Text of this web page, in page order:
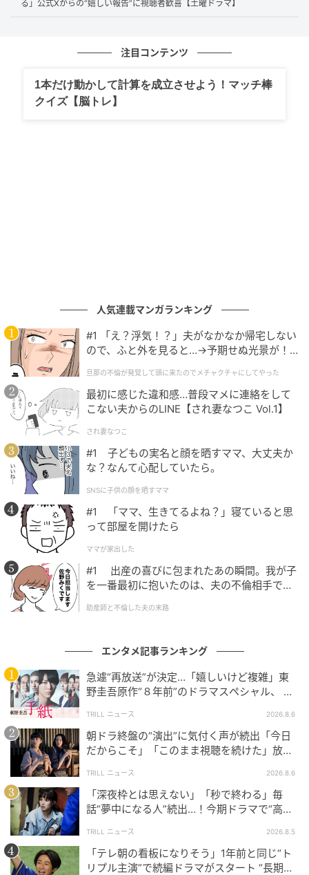
とした靴跡が、その見方に待ったをかける。綺麗には
始まらない再出発。本人たちの反省と、世間の容赦な
さが同居する。誠実に現代のリアルを描こうとした最
水曜プラチナイト『鬼女の棲む家』(C)中京テレビ
黒幕・ヒイラギの正体が小田切美月だと明かされる瞬
間、わかりやすく空気が濃くなる。演じているのが小
沢真珠だからこそ、そこに過度な説明は必要ない。言
葉がなくとも、その目力が秀逸に語り出すからだ。ヒ
イラギはただの復讐者ではなく、
ものを引き受けたキャラクターだった。
彼女の強みは、いわゆる映像作品における“画力”の派
手さだけではない。一般的に派手すぎるものは、笑い
と紙一重になってしまいがちだ。しかし小沢真珠の身
ず、絶妙なラインを保つ。「ハハハ……」と高笑うシー
ンなども含め、彼女にしか出せない独特の雰囲気を失
っていないからこそ、上手い具合に不気味さだけが残
るのだ。大袈裟な動きなのに、なぜか茶化しきれな
い。
小沢真珠が演じてきた“濃い役”の系譜は、ここでアッ
プデートされる。かつての悪女たちが振り回してきた
のは、家族や恋愛といった閉じた舞台が多かった。し
かし『鬼女の棲む家』の美月がナイフを振り回すに至
ったのは、ネット民が蔓延る開いた場で炎上させられ
たからである。
る」公式Xからの“嬉しい報告”に視聴者歓喜【土曜ドラマ】
注目コンテンツ
1本だけ動かして計算を成立させよう！マッチ棒
クイズ【脳トレ】
人気連載マンガランキング
#1 「え？浮気！？」夫がなかなか帰宅しない
ので、ふと外を見ると…→予期せぬ光景が！
クチャにしてやった
旦那の不倫が発覚して頭に来たのでメチャクチャにしてやった
最初に感じた違和感…普段マメに連絡をして
こない夫からのLINE【され妻なつこ Vol.1】
され妻なつこ
#1 子どもの実名と顔を晒すママ、大丈夫か
な？なんて心配していたら。
SNSに子供の顔を晒すママ
#1 「ママ、生きてるよね？」寝ていると思
って部屋を開けたら
ママが家出した
#1 出産の喜びに包まれたあの瞬間。我が子
を一番最初に抱いたのは、夫の不倫相手でし
助産師と不倫した夫の末路
エンタメ記事ランキング
急遽“再放送”が決定…「嬉しいけど複雑」東
野圭吾原作“８年前”のドラマスペシャル、 放
TRILL ニュース 2026.8.6
朝ドラ終盤の“演出”に気付く声が続出「今日
だからこそ」「このまま視聴を続けた」放送
TRILL ニュース 2026.8.6
「深夜枠とは思えない」「秒で終わる」毎
話“夢中になる人”続出…！今期ドラマで“高評
TRILL ニュース 2026.8.5
「テレ朝の看板になりそう」1年前と同じ“ト
リプル主演”で続編ドラマがスタート “長期シ